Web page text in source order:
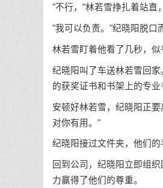
"不行，"林若雪挣扎着站直
"我可以负责。"纪晓阳脱口
林若雪盯着他看了几秒，
纪晓阳叫了车送林若雪回
的获奖证书和书架上的专业
安顿好林若雪，纪晓阳正
对你有用。"
纪晓阳接过文件夹，他们的
回到公司，纪晓阳立即组
力赢得了他们的尊重。